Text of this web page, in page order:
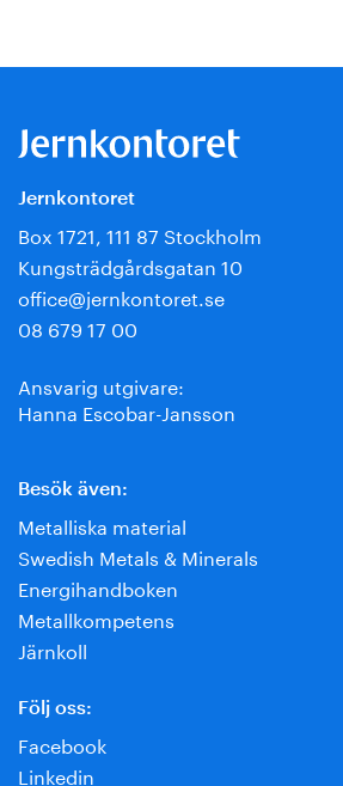
Jernkontoret
Box 1721, 111 87 Stockholm
Kungsträdgårdsgatan 10
office@jernkontoret.se
08 679 17 00
Ansvarig utgivare:
Hanna Escobar-Jansson
Besök även:
Metalliska material
Swedish Metals & Minerals
Energihandboken
Metallkompetens
Järnkoll
Följ oss:
Facebook
Linkedin